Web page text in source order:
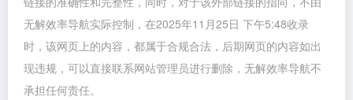
无解效率导航实际控制，在2025年11月25日 下午5:48收录
时，该网页上的内容，都属于合规合法，后期网页的内容如出
现违规，可以直接联系网站管理员进行删除，无解效率导航不
承担任何责任。